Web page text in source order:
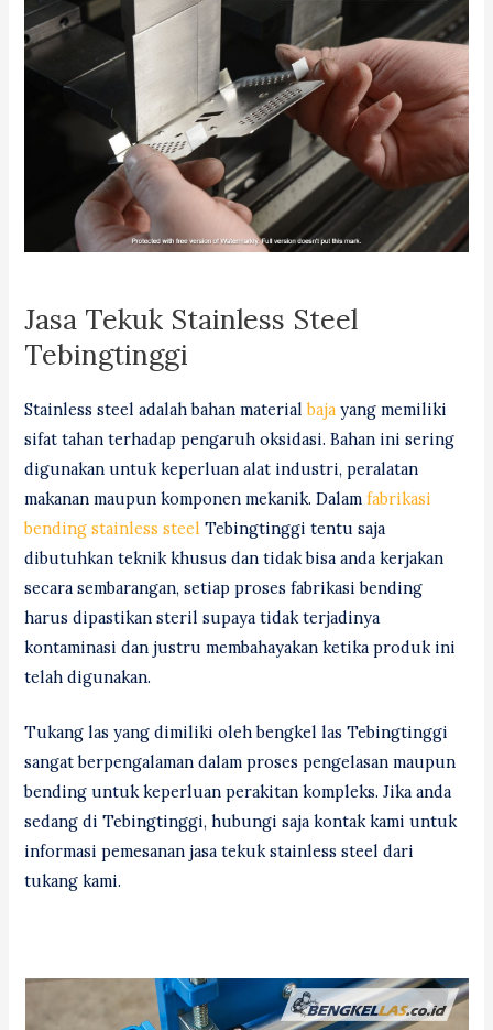
Jasa Tekuk Stainless Steel
Tebingtinggi
Stainless steel adalah bahan materialbaja yang memiliki
sifat tahan terhadap pengaruh oksidasi. Bahan ini sering
digunakan untuk keperluan alat industri, peralatan
makanan maupun komponen mekanik. Dalamfabrikasi
bending stainless steel Tebingtinggi tentu saja
dibutuhkan teknik khusus dan tidak bisa anda kerjakan
secara sembarangan, setiap proses fabrikasi bending
harus dipastikan steril supaya tidak terjadinya
kontaminasi dan justru membahayakan ketika produk ini
telah digunakan.
Tukang las yang dimiliki oleh bengkel las Tebingtinggi
sangat berpengalaman dalam proses pengelasan maupun
bending untuk keperluan perakitan kompleks. Jika anda
sedang di Tebingtinggi, hubungi saja kontak kami untuk
informasi pemesanan jasa tekuk stainless steel dari
tukang kami.